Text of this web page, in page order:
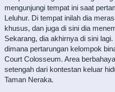
mengunjungi tempat ini saat
Leluhur. Di tempat inilah dia
khusus, dan juga di sini dia
Sekarang, dia akhirnya di sini
dimana pertarungan kelompok
Court Colosseum. Area
setengah dari kontestan keluar
Taman Neraka.